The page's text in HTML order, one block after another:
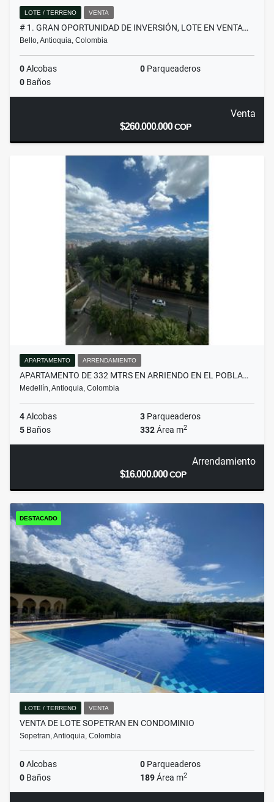
LOTE / TERRENO VENTA
# 1. GRAN OPORTUNIDAD DE INVERSIÓN, LOTE EN VENTA…
Bello, Antioquia, Colombia
0Alcobas 0 Parqueaderos
0 Baños
Venta
$260.000.000COP
APARTAMENTO ARRENDAMIENTO
APARTAMENTO DE 332 MTRS EN ARRIENDO EN EL POBLA…
Medellín, Antioquia, Colombia
4Alcobas 3 Parqueaderos
5 Baños 332Área m2
Arrendamiento
$16.000.000COP
DESTACADO
LOTE / TERRENO VENTA
VENTA DE LOTE SOPETRAN EN CONDOMINIO
Sopetran, Antioquia, Colombia
0Alcobas 0 Parqueaderos
0 Baños 189Área m2